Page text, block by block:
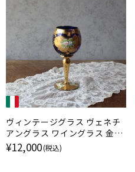
ヴィンテージグラス ヴェネチ
アングラス ワイングラス 金彩
エナメル彩 ムラーノガラス ブ
ルー イタリア
¥12,000(税込)